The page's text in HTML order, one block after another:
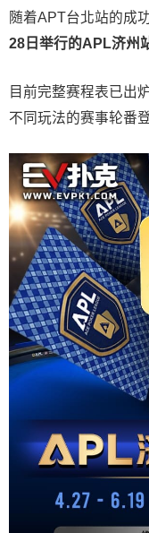
随着APT台北站的成
28 日举行的APL济州
目前完整赛程表已出
不同玩法的赛事轮番